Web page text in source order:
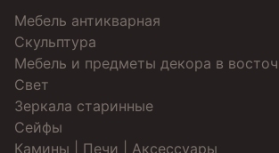
Мебель антикварная
Скульптура
Мебель и предметы декора в
Свет
Зеркала старинные
Cейфы
Камины | Печи | Аксессуары